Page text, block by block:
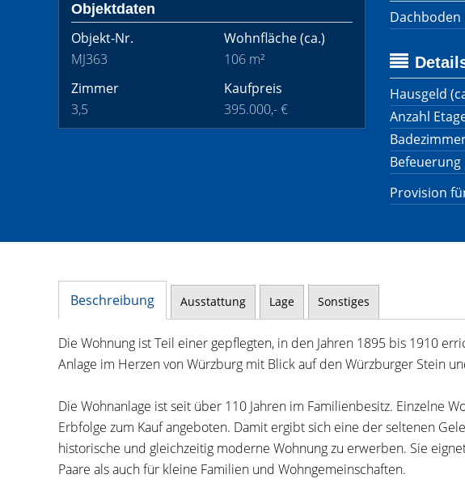
Objektdaten
Objekt-Nr.
MJ363
Wohnfläche(ca.)
106 m²
Zimmer
3,5
Kaufpreis
395.000,- €
Dachboden
Hausgeld
Anzahl
Befeuerung
Provision
Beschreibung Ausstattung Lage Sonstiges
Die Wohnung ist Teil einer gepflegten, in den Jahren 1895 bis 1910
Anlage im Herzen von Würzburg mit Blick auf den Würzburger Stein
Die Wohnanlage ist seit über 110 Jahren im Familienbesitz. Einzelne
Erbfolge zum Kauf angeboten. Damit ergibt sich eine der seltenen
historische und gleichzeitig moderne Wohnung zu erwerben. Sie
Paare als auch für kleine Familien und Wohngemeinschaften.